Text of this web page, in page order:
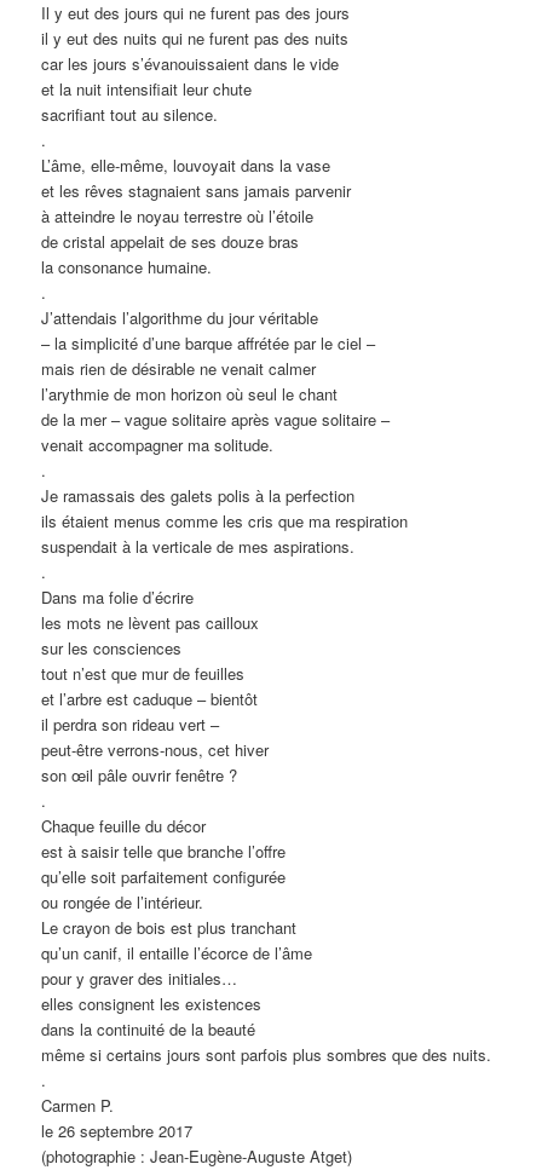
Il y eut des jours qui ne furent pas des jours
il y eut des nuits qui ne furent pas des nuits
car les jours s’évanouissaient dans le vide
et la nuit intensifiait leur chute
sacrifiant tout au silence.
.
L’âme, elle-même, louvoyait dans la vase
et les rêves stagnaient sans jamais parvenir
à atteindre le noyau terrestre où l’étoile
de cristal appelait de ses douze bras
la consonance humaine.
.
J’attendais l’algorithme du jour véritable
– la simplicité d’une barque affrétée par le ciel –
mais rien de désirable ne venait calmer
l’arythmie de mon horizon où seul le chant
de la mer – vague solitaire après vague solitaire –
venait accompagner ma solitude.
.
Je ramassais des galets polis à la perfection
ils étaient menus comme les cris que ma respiration
suspendait à la verticale de mes aspirations.
.
Dans ma folie d’écrire
les mots ne lèvent pas cailloux
sur les consciences
tout n’est que mur de feuilles
et l’arbre est caduque – bientôt
il perdra son rideau vert –
peut-être verrons-nous, cet hiver
son œil pâle ouvrir fenêtre ?
.
Chaque feuille du décor
est à saisir telle que branche l’offre
qu’elle soit parfaitement configurée
ou rongée de l’intérieur.
Le crayon de bois est plus tranchant
qu’un canif, il entaille l’écorce de l’âme
pour y graver des initiales…
elles consignent les existences
dans la continuité de la beauté
même si certains jours sont parfois plus sombres que des nuits.
.
Carmen P.
le 26 septembre 2017
(photographie : Jean-Eugène-Auguste Atget)